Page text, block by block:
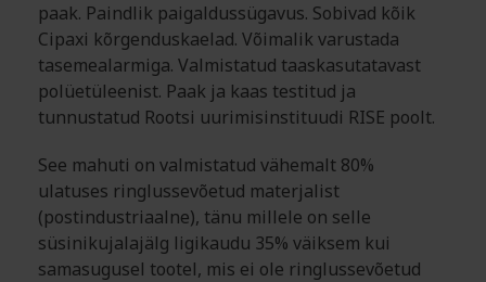
paak. Paindlik paigaldussügavus. Sobivad kõik
Cipaxi kõrgenduskaelad. Võimalik varustada
tasemealarmiga. Valmistatud taaskasutatavast
polüetüleenist. Paak ja kaas testitud ja
tunnustatud Rootsi uurimisinstituudi RISE poolt.
See mahuti on valmistatud vähemalt 80%
ulatuses ringlussevõetud materjalist
(postindustriaalne), tänu millele on selle
süsinikujalajälg ligikaudu 35% väiksem kui
samasugusel tootel, mis ei ole ringlussevõetud